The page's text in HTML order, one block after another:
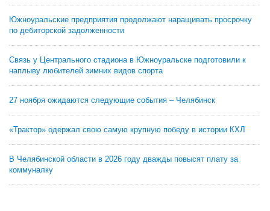
Южноуральские предприятия продолжают наращивать просрочку
по дебиторской задолженности
Связь у Центрального стадиона в Южноуральске подготовили к
наплыву любителей зимних видов спорта
27 ноября ожидаются следующие события – Челябинск
«Трактор» одержал свою самую крупную победу в истории КХЛ
В Челябинской области в 2026 году дважды повысят плату за
коммуналку